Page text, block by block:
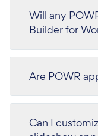
Will any
Builder for
Are POWR
Can I